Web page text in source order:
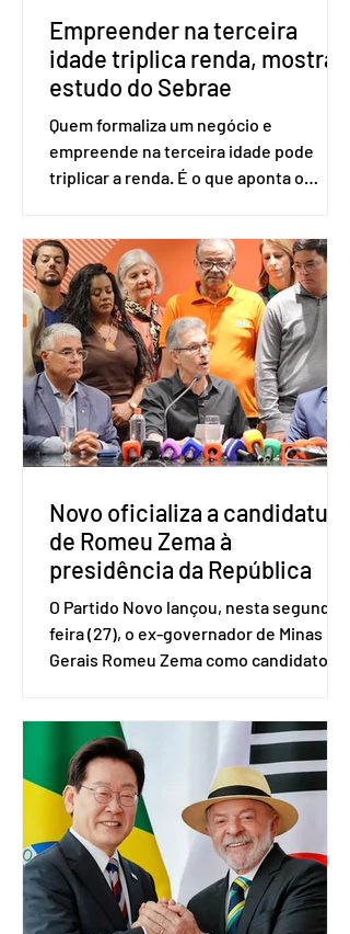
Empreender na terceira
idade triplica renda, mostra
estudo do Sebrae
Quem formaliza um negócio e
empreende na terceira idade pode
triplicar a renda. É o que aponta o
Amostra de Domicílio (PNAD Contínua),
do Serviço Brasileiro de Apoio às Micro
e Pequenas Empresas (Sebrae),
realizado a partir de dados do Instituto
Brasileiro de Geografia e Estatística
(IBGE). O estudo do Sebrae mostra que,
no quarto trimestre de 2025, os
empreendedores 60+ formalizados
atingiram o maior rendime
Novo oficializa a candidatura
de Romeu Zema à
presidência da República
O Partido Novo lançou, nesta segunda-
feira (27), o ex-governador de Minas
Gerais Romeu Zema como candidato à
Brasília. O Novo ainda não definiu quem
vai compor a chapa como candidato a
vice-presidente. A convenção contou
com a presença do presidente nacional
do partido, Eduardo Ribeiro, e do
senador Eduardo Girão, filiado ao Novo
desde fevereiro de 2023. Formado em
administração de empresas pela